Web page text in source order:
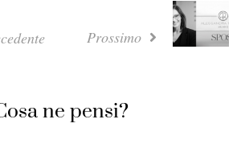
Prossimo
ne pensi?